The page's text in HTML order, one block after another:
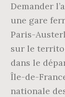
Demander
une gare
Paris-
sur le
dans le
Île-de-
nationale